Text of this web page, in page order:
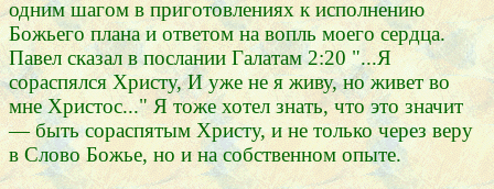
одним шагом в приготовлениях к исполнению
Божьего плана и ответом на вопль моего сердца.
Павел сказал в послании Галатам 2:20 "...Я
сораспялся Христу, И уже не я живу, но живет во
мне Христос..." Я тоже хотел знать, что это значит
— быть сораспятым Христу, и не только через веру
в Слово Божье, но и на собственном опыте.